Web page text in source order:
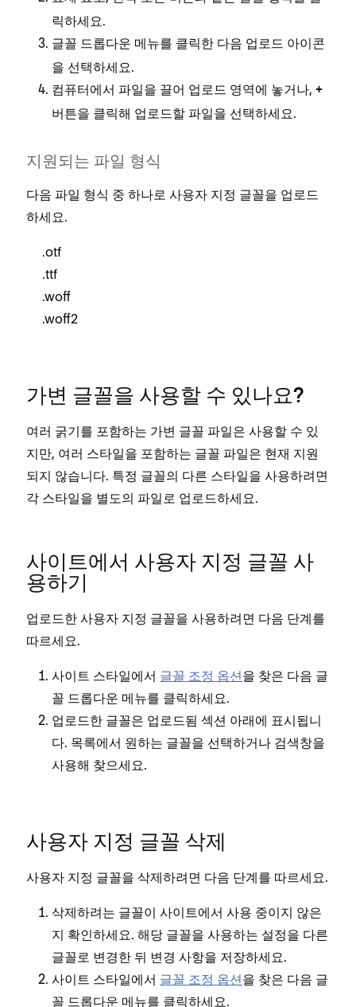
릭하세요.
글꼴 드롭다운 메뉴를 클릭한 다음 업로드 아이콘
을 선택하세요.
컴퓨터에서 파일을 끌어 업로드 영역에 놓거나, +
버튼을 클릭해 업로드할 파일을 선택하세요.
지원되는 파일 형식
다음 파일 형식 중 하나로 사용자 지정 글꼴을 업로드
하세요.
.otf
.ttf
.woff
.woff2
가변 글꼴을 사용할 수 있나요?
여러 굵기를 포함하는 가변 글꼴 파일은 사용할 수 있
지만, 여러 스타일을 포함하는 글꼴 파일은 현재 지원
되지 않습니다. 특정 글꼴의 다른 스타일을 사용하려면
각 스타일을 별도의 파일로 업로드하세요.
사이트에서 사용자 지정 글꼴 사
용하기
업로드한 사용자 지정 글꼴을 사용하려면 다음 단계를
따르세요.
사이트 스타일에서 글꼴 조정 옵션을 찾은 다음 글
꼴 드롭다운 메뉴를 클릭하세요.
업로드한 글꼴은 업로드됨 섹션 아래에 표시됩니
다. 목록에서 원하는 글꼴을 선택하거나 검색창을
사용해 찾으세요.
사용자 지정 글꼴 삭제
사용자 지정 글꼴을 삭제하려면 다음 단계를 따르세요.
삭제하려는 글꼴이 사이트에서 사용 중이지 않은
지 확인하세요. 해당 글꼴을 사용하는 설정을 다른
글꼴로 변경한 뒤 변경 사항을 저장하세요.
사이트 스타일에서 글꼴 조정 옵션을 찾은 다음 글
꼴 드롭다운 메뉴를 클릭하세요.